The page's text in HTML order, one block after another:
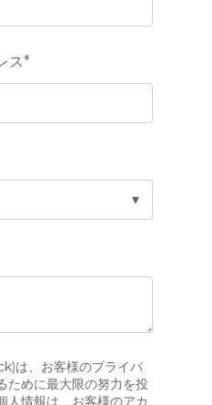
ス*
は、お客様のプライバ
ために最大限の努力を投
人情報は、お客様のアカ